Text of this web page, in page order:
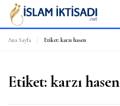
Ana Sayfa / Etiket: karzı hasen
Etiket:karzı hasen